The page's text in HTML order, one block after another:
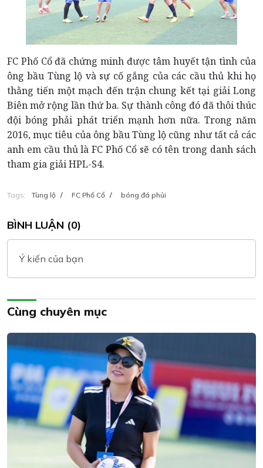
FC Phố Cổ đã chứng minh được tâm huyết tận tình của
ông bầu Tùng lộ và sự cố gắng của các cầu thủ khi họ
thằng tiến một mạch đến trận chung kết tại giải Long
Biên mở rộng lần thứ ba. Sự thành công đó đã thôi thúc
đội bóng phải phát triển mạnh hơn nữa. Trong năm
2016, mục tiêu của ông bầu Tùng lộ cũng như tất cả các
anh em cầu thủ là FC Phố Cổ sẽ có tên trong danh sách
tham gia giải HPL-S4.
Tags: Tùng lộ / FC Phố Cổ / bóng đá phủi
BÌNH LUẬN (0)
Ý kiến của bạn
Cùng chuyên mục